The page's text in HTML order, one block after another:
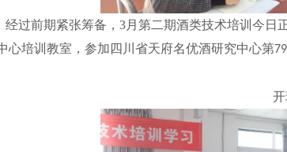
经过前期紧张筹备， 3月第二期酒类技术培训今日
心培训教室，参加四川省天府名优酒研究中心第79